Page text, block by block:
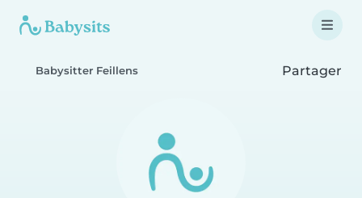
Babysitter Feillens Partager